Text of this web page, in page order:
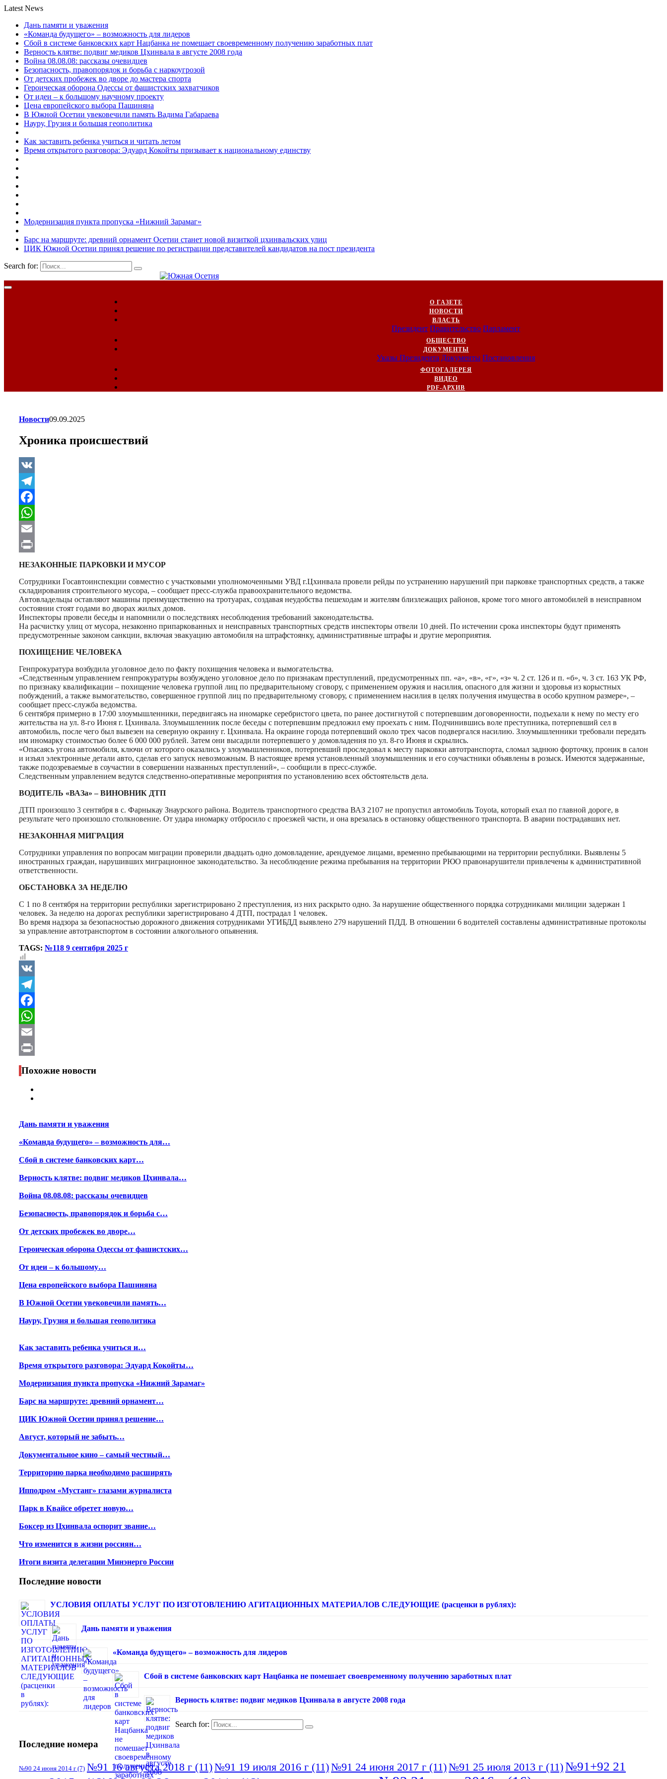
Latest News
Дань памяти и уважения
«Команда будущего» – возможность для лидеров
Сбой в системе банковских карт Нацбанка не помешает своевременному получению заработных плат
Верность клятве: подвиг медиков Цхинвала в августе 2008 года
Война 08.08.08: рассказы очевидцев
Безопасность, правопорядок и борьба с наркоугрозой
От детских пробежек во дворе до мастера спорта
Героическая оборона Одессы от фашистских захватчиков
От идеи – к большому научному проекту
Цена европейского выбора Пашиняна
В Южной Осетии увековечили память Вадима Габараева
Науру, Грузия и большая геополитика
Как заставить ребенка учиться и читать летом
Время открытого разговора: Эдуард Кокойты призывает к национальному единству
Модернизация пункта пропуска «Нижний Зарамаг»
Барс на маршруте: древний орнамент Осетии станет новой визиткой цхинвальских улиц
ЦИК Южной Осетии принял решение по регистрации представителей кандидатов на пост президента
Search for:
О ГАЗЕТЕ
НОВОСТИ
ВЛАСТЬ
Президент Правительство Парламент
ОБЩЕСТВО
ДОКУМЕНТЫ
Указы Президента Документы Постановления
ФОТОГАЛЕРЕЯ
ВИДЕО
PDF-АРХИВ
Новости09.09.2025
Хроника происшествий
VK
Telegram
Facebook
WhatsApp
Email
Print
НЕЗАКОННЫЕ ПАРКОВКИ И МУСОР
Сотрудники Госавтоинспекции совместно с участковыми уполномоченными УВД г.Цхинвала провели рейды по устранению нарушений при парковке транспортных средств, а также
складирования строительного мусора, – сообщает пресс-служба правоохранительного ведомства.
Автовладельцы оставляют машины преимущественно на тротуарах, создавая неудобства пешеходам и жителям близлежащих районов, кроме того много автомобилей в неисправном
состоянии стоят годами во дворах жилых домов.
Инспекторы провели беседы и напомнили о последствиях несоблюдения требований законодательства.
На расчистку улиц от мусора, незаконно припаркованных и неисправных транспортных средств инспекторы отвели 10 дней. По истечении срока инспекторы будут применять
предусмотренные законом санкции, включая эвакуацию автомобиля на штрафстоянку, административные штрафы и другие мероприятия.
ПОХИЩЕНИЕ ЧЕЛОВЕКА
Генпрокуратура возбудила уголовное дело по факту похищения человека и вымогательства.
«Следственным управлением генпрокуратуры возбуждено уголовное дело по признакам преступлений, предусмотренных пп. «а», «в», «г», «з» ч. 2 ст. 126 и п. «б», ч. 3 ст. 163 УК РФ,
по признаку квалификации – похищение человека группой лиц по предварительному сговору, с применением оружия и насилия, опасного для жизни и здоровья из корыстных
побуждений, а также вымогательство, совершенное группой лиц по предварительному сговору, с применением насилия в целях получения имущества в особо крупном размере», –
сообщает пресс-служба ведомства.
6 сентября примерно в 17:00 злоумышленники, передвигаясь на иномарке серебристого цвета, по ранее достигнутой с потерпевшим договоренности, подъехали к нему по месту его
жительства на ул. 8-го Июня г. Цхинвала. Злоумышленник после беседы с потерпевшим предложил ему проехать с ним. Подчинившись воле преступника, потерпевший сел в
автомобиль, после чего был вывезен на северную окраину г. Цхинвала. На окраине города потерпевший около трех часов подвергался насилию. Злоумышленники требовали передать
им иномарку стоимостью более 6 000 000 рублей. Затем они высадили потерпевшего у домовладения по ул. 8-го Июня и скрылись.
«Опасаясь угона автомобиля, ключи от которого оказались у злоумышленников, потерпевший проследовал к месту парковки автотранспорта, сломал заднюю форточку, проник в салон
и изъял электронные детали авто, сделав его запуск невозможным. В настоящее время установленный злоумышленник и его соучастники объявлены в розыск. Имеются задержанные,
также подозреваемые в соучастии в совершении названных преступлений», – сообщили в пресс-службе.
Следственным управлением ведутся следственно-оперативные мероприятия по установлению всех обстоятельств дела.
ВОДИТЕЛЬ «ВАЗа» – ВИНОВНИК ДТП
ДТП произошло 3 сентября в с. Фарныкау Знаурского района. Водитель транспортного средства ВАЗ 2107 не пропустил автомобиль Toyota, который ехал по главной дороге, в
результате чего произошло столкновение. От удара иномарку отбросило с проезжей части, и она врезалась в остановку общественного транспорта. В аварии пострадавших нет.
НЕЗАКОННАЯ МИГРАЦИЯ
Сотрудники управления по вопросам миграции проверили двадцать одно домовладение, арендуемое лицами, временно пребывающими на территории республики. Выявлены 5
иностранных граждан, нарушивших миграционное законодательство. За несоблюдение режима пребывания на территории РЮО правонарушители привлечены к административной
ответственности.
ОБСТАНОВКА ЗА НЕДЕЛЮ
С 1 по 8 сентября на территории республики зарегистрировано 2 преступления, из них раскрыто одно. За нарушение общественного порядка сотрудниками милиции задержан 1
человек. За неделю на дорогах республики зарегистрировано 4 ДТП, пострадал 1 человек.
Во время надзора за безопасностью дорожного движения сотрудниками УГИБДД выявлено 279 нарушений ПДД. В отношении 6 водителей составлены административные протоколы
за управление автотранспортом в состоянии алкогольного опьянения.
TAGS: №118 9 сентября 2025 г
VK
Telegram
Facebook
WhatsApp
Email
Print
Похожие новости
Дань памяти и уважения
«Команда будущего» – возможность для…
Сбой в системе банковских карт…
Верность клятве: подвиг медиков Цхинвала…
Война 08.08.08: рассказы очевидцев
Безопасность, правопорядок и борьба с…
От детских пробежек во дворе…
Героическая оборона Одессы от фашистских…
От идеи – к большому…
Цена европейского выбора Пашиняна
В Южной Осетии увековечили память…
Науру, Грузия и большая геополитика
Как заставить ребенка учиться и…
Время открытого разговора: Эдуард Кокойты…
Модернизация пункта пропуска «Нижний Зарамаг»
Барс на маршруте: древний орнамент…
ЦИК Южной Осетии принял решение…
Август, который не забыть…
Документальное кино – самый честный…
Территорию парка необходимо расширять
Ипподром «Мустанг» глазами журналиста
Парк в Квайсе обретет новую…
Боксер из Цхинвала оспорит звание…
Что изменится в жизни россиян…
Итоги визита делегации Минэнерго России
Последние новости
УСЛОВИЯ ОПЛАТЫ УСЛУГ ПО ИЗГОТОВЛЕНИЮ АГИТАЦИОННЫХ МАТЕРИАЛОВ СЛЕДУЮЩИЕ (расценки в рублях):
Дань памяти и уважения
«Команда будущего» – возможность для лидеров
Сбой в системе банковских карт Нацбанка не помешает своевременному получению заработных плат
Верность клятве: подвиг медиков Цхинвала в августе 2008 года
Search for:
Последние номера
№90 24 июня 2014 г (7) №91 16 августа 2018 г (11)№91 19 июля 2016 г (11)№91 24 июня 2017 г (11)№91 25 июля 2013 г (11)№91+92 21